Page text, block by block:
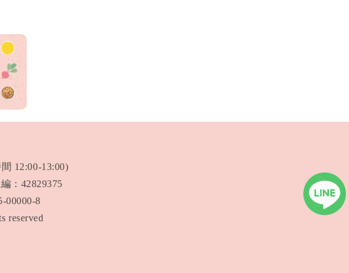
12:00-13:00)
：42829375
00000-8
reserved